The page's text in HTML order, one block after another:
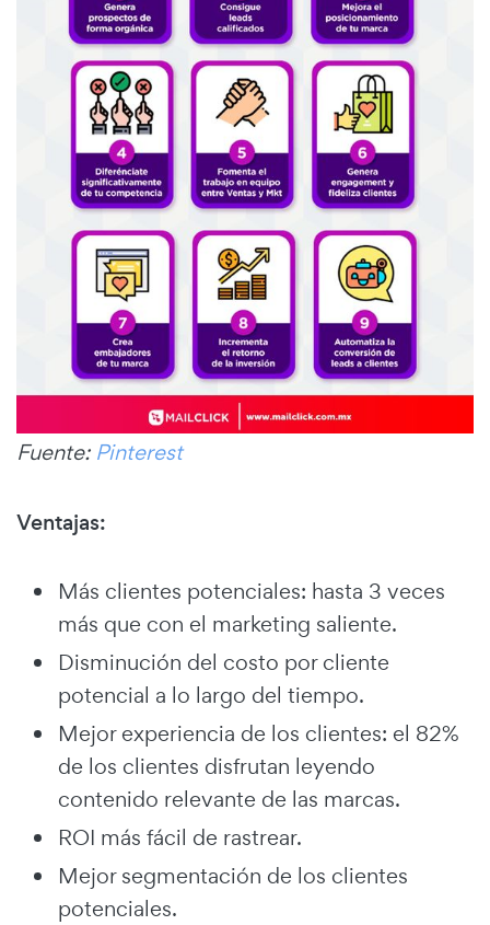
Fuente: Pinterest
Ventajas:
Más clientes potenciales: hasta 3 veces
más que con el marketing saliente.
Disminución del costo por cliente
potencial a lo largo del tiempo.
Mejor experiencia de los clientes: el 82%
de los clientes disfrutan leyendo
contenido relevante de las marcas.
ROI más fácil de rastrear.
Mejor segmentación de los clientes
potenciales.